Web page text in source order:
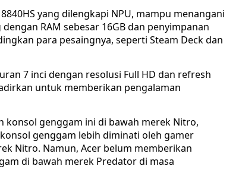
yang dilengkapi NPU, mampu menangani
RAM sebesar 16GB dan penyimpanan
para pesaingnya, seperti Steam Deck dan
7 inci dengan resolusi Full HD dan refresh
untuk memberikan pengalaman
genggam ini di bawah merek Nitro,
genggam lebih diminati oleh gamer
Nitro. Namun, Acer belum memberikan
di bawah merek Predator di masa